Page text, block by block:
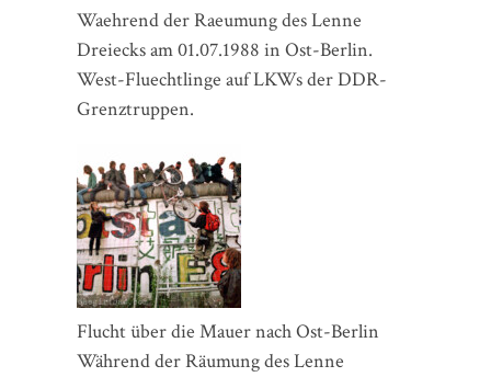
Waehrend der Raeumung des Lenne
Dreiecks am 01.07.1988 in Ost-Berlin.
West-Fluechtlinge auf LKWs der DDR-
Grenztruppen.
Flucht über die Mauer nach Ost-Berlin
Während der Räumung des Lenne